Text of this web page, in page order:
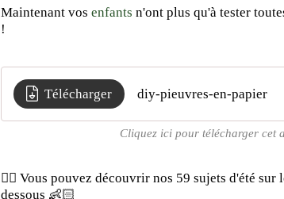
Maintenant vos enfants n'ont plus qu'à tester
!
Télécharger diy-pieuvres-en-papier
Cliquez ici pour télécharger cet
👉🏻 Vous pouvez découvrir nos 59 sujets d'été
dessous 👶🏻